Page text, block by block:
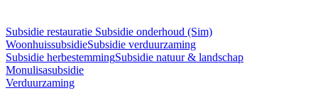
Subsidie restauratie Subsidie onderhoud (Sim)
WoonhuissubsidieSubsidie verduurzaming
Subsidie herbestemmingSubsidie natuur & landschap
Monulisasubsidie
Verduurzaming